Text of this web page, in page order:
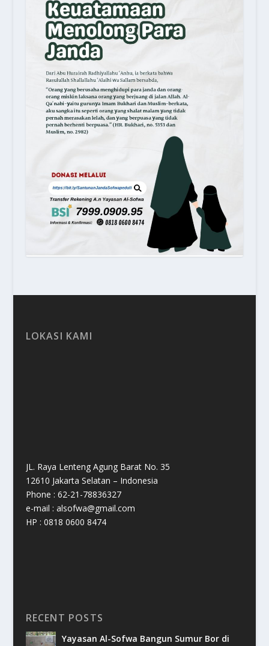
LOKASI KAMI
JL. Raya Lenteng Agung Barat No. 35
12610 Jakarta Selatan – Indonesia
Phone : 62-21-78836327
e-mail : alsofwa@gmail.com
HP : 0818 0600 8474
RECENT POSTS
Yayasan Al-Sofwa Bangun Sumur Bor di